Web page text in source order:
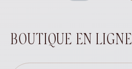
BOUTIQUE EN LIGNE